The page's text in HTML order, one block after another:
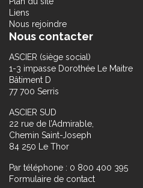
Liens
Nous rejoindre
Nous contacter
ASCIER (siège social)
1-3 impasse Dorothée Le Maitre
Bâtiment D
77 700 Serris
ASCIER SUD
22 rue de l’Admirable,
Chemin Saint-Joseph
84 250 Le Thor
Par téléphone : 0 800 400 395
Formulaire de contact